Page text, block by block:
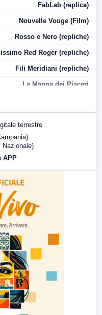
FabLab (replica)
Nouvelle Vouge (Film)
Rosso e Nero (repliche)
Red Roger (repliche)
Fili Meridiani (repliche)
La Mappa dei Piaceri
LabNews (replica)
terrestre
Nazionale)
APP